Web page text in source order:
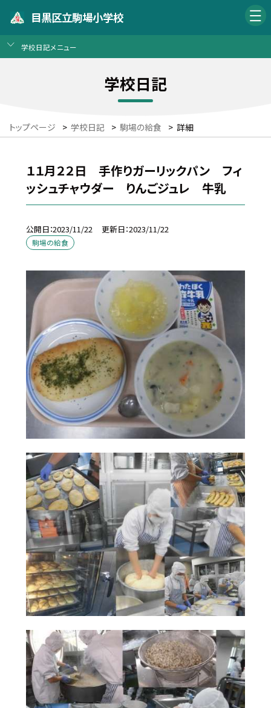
目黒区立駒場小学校
学校日記メニュー
学校日記
トップページ > 学校日記 > 駒場の給食 > 詳細
１１月２２日 手作りガーリックパン フィ
ッシュチャウダー りんごジュレ 牛乳
公開日 2023/11/22 更新日 2023/11/22
駒場の給食